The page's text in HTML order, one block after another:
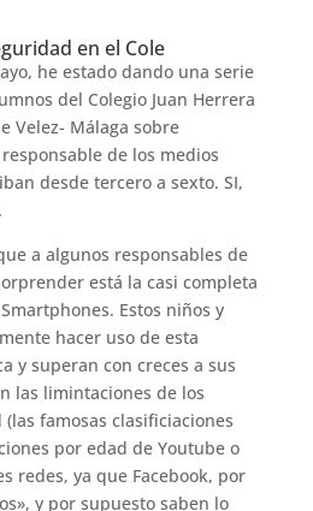
en el Cole
he estado dando una serie
del Colegio Juan Herrera
Velez- Málaga sobre
de los medios
desde tercero a sexto. SI,
a algunos responsables de
está la casi completa
Estos niños y
hacer uso de esta
y superan con creces a sus
las limintaciones de los
famosas clasificiaciones
por edad de Youtube o
redes, ya que Facebook, por
y por supuesto saben lo